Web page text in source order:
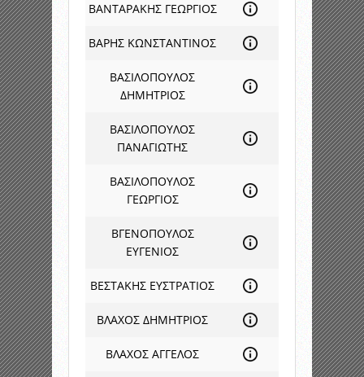
ΒΑΝΤΑΡΑΚΗΣ ΓΕΩΡΓΙΟΣ
ΒΑΡΗΣ ΚΩΝΣΤΑΝΤΙΝΟΣ
ΒΑΣΙΛΟΠΟΥΛΟΣ
ΔΗΜΗΤΡΙΟΣ
ΒΑΣΙΛΟΠΟΥΛΟΣ
ΠΑΝΑΓΙΩΤΗΣ
ΒΑΣΙΛΟΠΟΥΛΟΣ
ΓΕΩΡΓΙΟΣ
ΒΓΕΝΟΠΟΥΛΟΣ
ΕΥΓΕΝΙΟΣ
ΒΕΣΤΑΚΗΣ ΕΥΣΤΡΑΤΙΟΣ
ΒΛΑΧΟΣ ΔΗΜΗΤΡΙΟΣ
ΒΛΑΧΟΣ ΑΓΓΕΛΟΣ